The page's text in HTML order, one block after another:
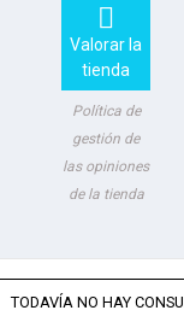

Valorar la
tienda
Política de
gestión de
las opiniones
de la tienda
TODAVÍA NO HAY